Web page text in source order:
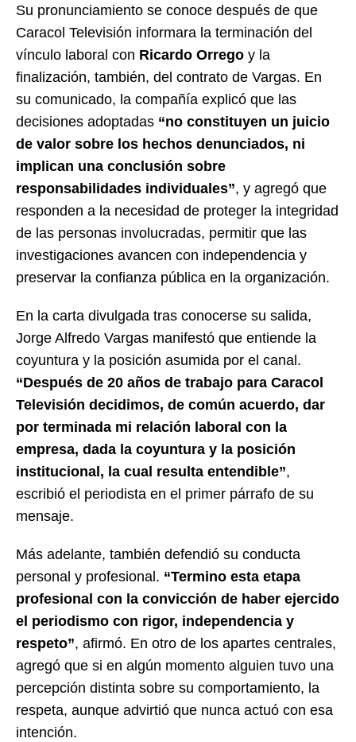
Su pronunciamiento se conoce después de que
Caracol Televisión informara la terminación del
vínculo laboral con Ricardo Orrego y la
finalización, también, del contrato de Vargas. En
su comunicado, la compañía explicó que las
decisiones adoptadas “no constituyen un juicio
de valor sobre los hechos denunciados, ni
implican una conclusión sobre
responsabilidades individuales”, y agregó que
responden a la necesidad de proteger la integridad
de las personas involucradas, permitir que las
investigaciones avancen con independencia y
preservar la confianza pública en la organización.
En la carta divulgada tras conocerse su salida,
Jorge Alfredo Vargas manifestó que entiende la
coyuntura y la posición asumida por el canal.
“Después de 20 años de trabajo para Caracol
Televisión decidimos, de común acuerdo, dar
por terminada mi relación laboral con la
empresa, dada la coyuntura y la posición
institucional, la cual resulta entendible”,
escribió el periodista en el primer párrafo de su
mensaje.
Más adelante, también defendió su conducta
personal y profesional. “Termino esta etapa
profesional con la convicción de haber ejercido
el periodismo con rigor, independencia y
respeto”, afirmó. En otro de los apartes centrales,
agregó que si en algún momento alguien tuvo una
percepción distinta sobre su comportamiento, la
respeta, aunque advirtió que nunca actuó con esa
intención.